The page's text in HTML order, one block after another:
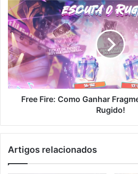
Jaguar
Free
Fire:
Como
Ganhar
Fragmento
no
Escuta
o
Rugido!
Free Fire: Como Ganhar
Rugido!
Artigos relacionados